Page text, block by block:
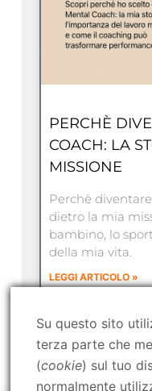
PERCHÈ
COACH: LA
MISSIONE
Perchè
dietro la mia
bambino, lo
della mia vita.
LEGGI ARTICOLO »
Su questo sito
terza parte che
(cookie) sul tuo
normalmente